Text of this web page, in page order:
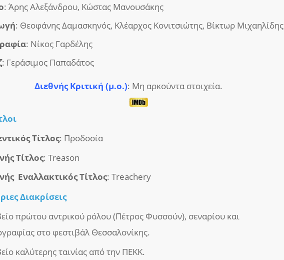
: Άρης Αλεξάνδρου, Κώστας Μανουσάκης
: Θεοφάνης Δαμασκηνός, Κλέαρχος Κονιτσιώτης, Βίκτωρ Μιχαηλίδης
: Νίκος Γαρδέλης
: Γεράσιμος Παπαδάτος
Διεθνής Κριτική (μ.ο.): Μη αρκούντα στοιχεία.
Τίτλος: Προδοσία
Τίτλος: Treason
Εναλλακτικός Τίτλος: Treachery
Διακρίσεις
πρώτου αντρικού ρόλου (Πέτρος Φυσσούν), σεναρίου και
στο φεστιβάλ Θεσσαλονίκης.
καλύτερης ταινίας από την ΠΕΚΚ.